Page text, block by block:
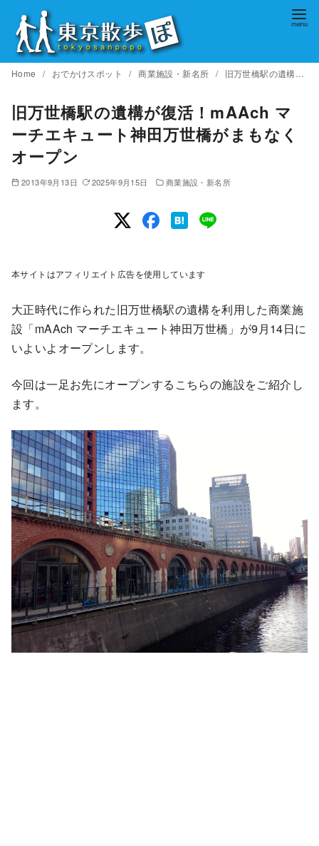
ンHome おでかけスポット 商業施設・新名所 旧万世橋駅の遺構が復活！mAAch マーチエキュート神田万世橋がまもなくオープン
旧万世橋駅の遺構が復活！mAAch マ
ーチエキュート神田万世橋がまもなく
オープン
2013年9月13日 2025年9月15日 商業施設・新名所
本サイトはアフィリエイト広告を使用しています
大正時代に作られた旧万世橋駅の遺構を利用した商業施
設「mAAch マーチエキュート神田万世橋」が9月14日に
いよいよオープンします。
今回は一足お先にオープンするこちらの施設をご紹介し
ます。